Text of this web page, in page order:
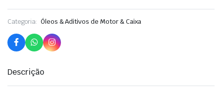
Categoria: Óleos & Aditivos de Motor & Caixa
Descrição